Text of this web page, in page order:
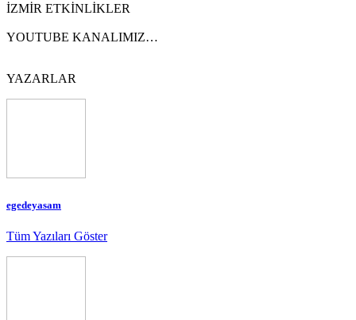
İZMİR ETKİNLİKLER
YOUTUBE KANALIMIZ…
YAZARLAR
egedeyasam
Tüm Yazıları Göster